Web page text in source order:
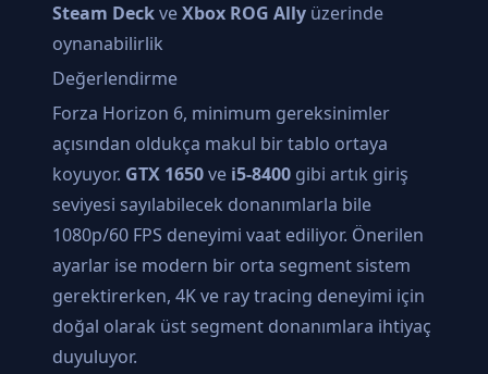
Steam DeckveXbox ROG Ally üzerinde
oynanabilirlik
Değerlendirme
Forza Horizon 6, minimum gereksinimler
açısından oldukça makul bir tablo ortaya
koyuyor. GTX 1650ve i5-8400 gibi artık giriş
seviyesi sayılabilecek donanımlarla bile
1080p/60 FPS deneyimi vaat ediliyor. Önerilen
ayarlar ise modern bir orta segment sistem
gerektirerken, 4K ve ray tracing deneyimi için
doğal olarak üst segment donanımlara ihtiyaç
duyuluyor.